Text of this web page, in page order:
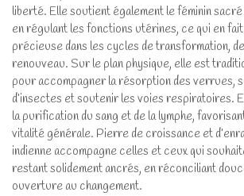
liberté. Elle soutient également le féminin
en régulant les fonctions utérines, ce qui en
précieuse dans les cycles de transformation,
renouveau. Sur le plan physique, elle est
pour accompagner la résorption des verrues,
d’insectes et soutenir les voies respiratoires.
la purification du sang et de la lymphe,
vitalité générale. Pierre de croissance et
indienne accompagne celles et ceux qui
restant solidement ancrés, en réconciliant
ouverture au changement.